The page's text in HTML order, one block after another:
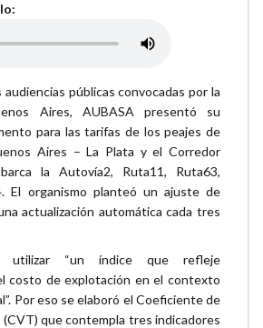
audiencias públicas convocadas por la
Aires, AUBASA presentó su
para las tarifas de los peajes de
Aires – La Plata y el Corredor
la Autovía2, Ruta11, Ruta63,
El organismo planteó un ajuste de
actualización automática cada tres
utilizar “un índice que refleje
costo de explotación en el contexto
Por eso se elaboró el Coeficiente de
(CVT) que contempla tres indicadores